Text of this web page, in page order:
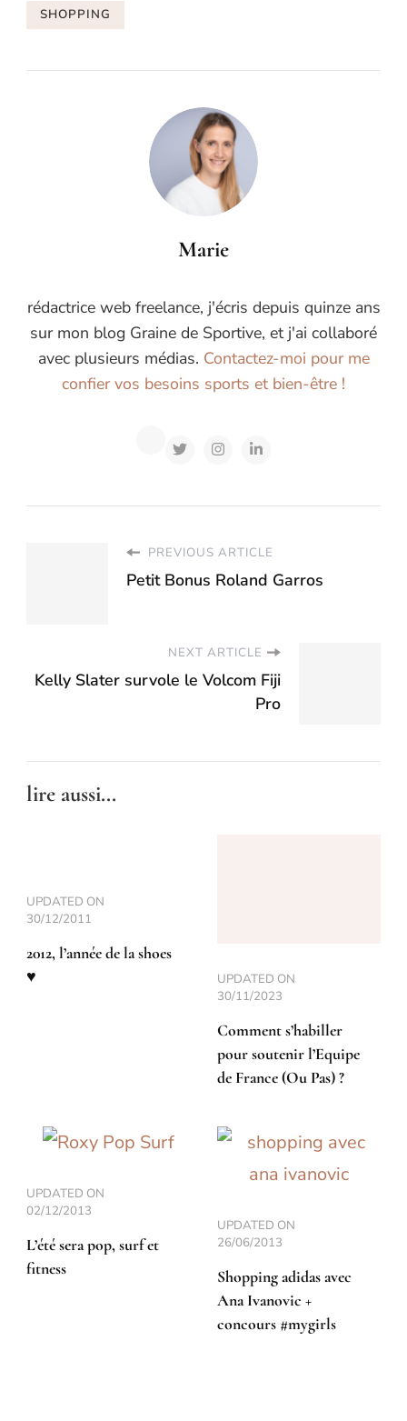
SHOPPING
Marie
rédactrice web freelance, j'écris depuis quinze ans
sur mon blog Graine de Sportive, et j'ai collaboré
avec plusieurs médias. Contactez-moi pour me
confier vos besoins sports et bien-être !
PREVIOUS ARTICLE
Petit Bonus Roland Garros
NEXT ARTICLE
Kelly Slater survole le Volcom Fiji
Pro
lire aussi...
UPDATED ON
30/12/2011
2012, l’année de la shoes
♥
UPDATED ON
30/11/2023
Comment s’habiller
pour soutenir l’Equipe
de France (Ou Pas) ?
UPDATED ON
02/12/2013
L’été sera pop, surf et
fitness
UPDATED ON
26/06/2013
Shopping adidas avec
Ana Ivanovic +
concours #mygirls